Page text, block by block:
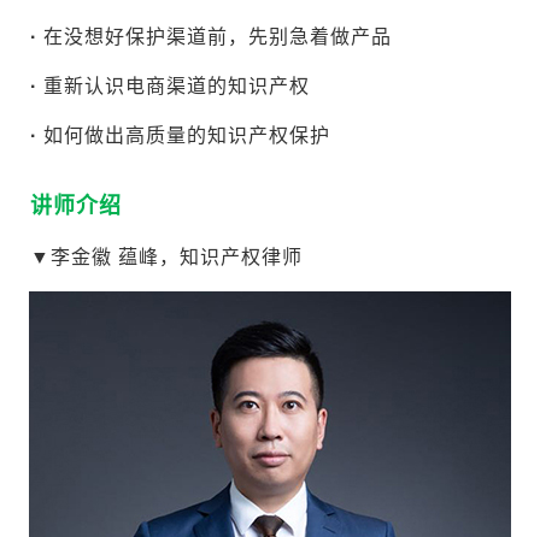
· 在没想好保护渠道前，先别急着做产品
· 重新认识电商渠道的知识产权
· 如何做出高质量的知识产权保护
讲师介绍
▼李金徽 蕴峰，知识产权律师